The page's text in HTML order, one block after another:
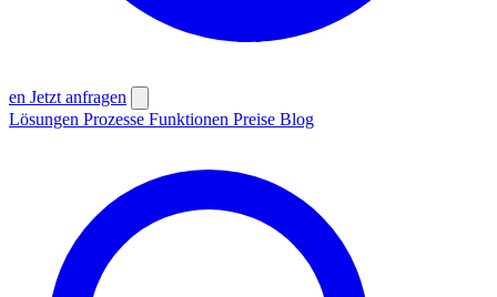
en Jetzt anfragen
Lösungen Prozesse Funktionen Preise Blog